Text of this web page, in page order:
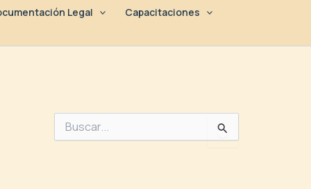
Legal
Capacitaciones
u